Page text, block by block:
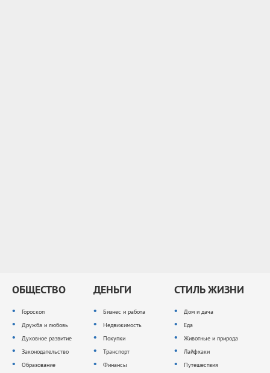
ОБЩЕСТВО
Гороскоп
Дружба и любовь
Духовное развитие
Законодательство
Образование
ДЕНЬГИ
Бизнес и работа
Недвижимость
Покупки
Транспорт
Финансы
СТИЛЬ ЖИЗНИ
Дом и дача
Еда
Животные и природа
Лайфхаки
Путешествия